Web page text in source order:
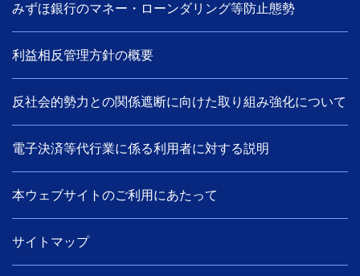
みずほ銀行のマネー・ローンダリング等防止態勢
利益相反管理方針の概要
反社会的勢力との関係遮断に向けた取り組み強化について
電子決済等代行業に係る利用者に対する説明
本ウェブサイトのご利用にあたって
サイトマップ